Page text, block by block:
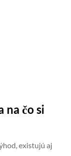
na čo si
existujú aj